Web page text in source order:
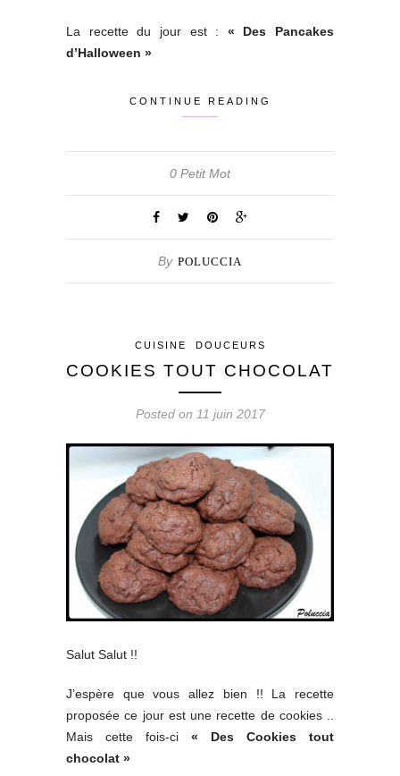
La recette du jour est : « Des Pancakes
d’Halloween »
CONTINUE READING
0 Petit Mot
By POLUCCIA
CUISINE DOUCEURS
COOKIES TOUT CHOCOLAT
Posted on 11 juin 2017
Salut Salut !!
J’espère que vous allez bien !! La recette
proposée ce jour est une recette de cookies ..
Mais cette fois-ci « Des Cookies tout
chocolat »